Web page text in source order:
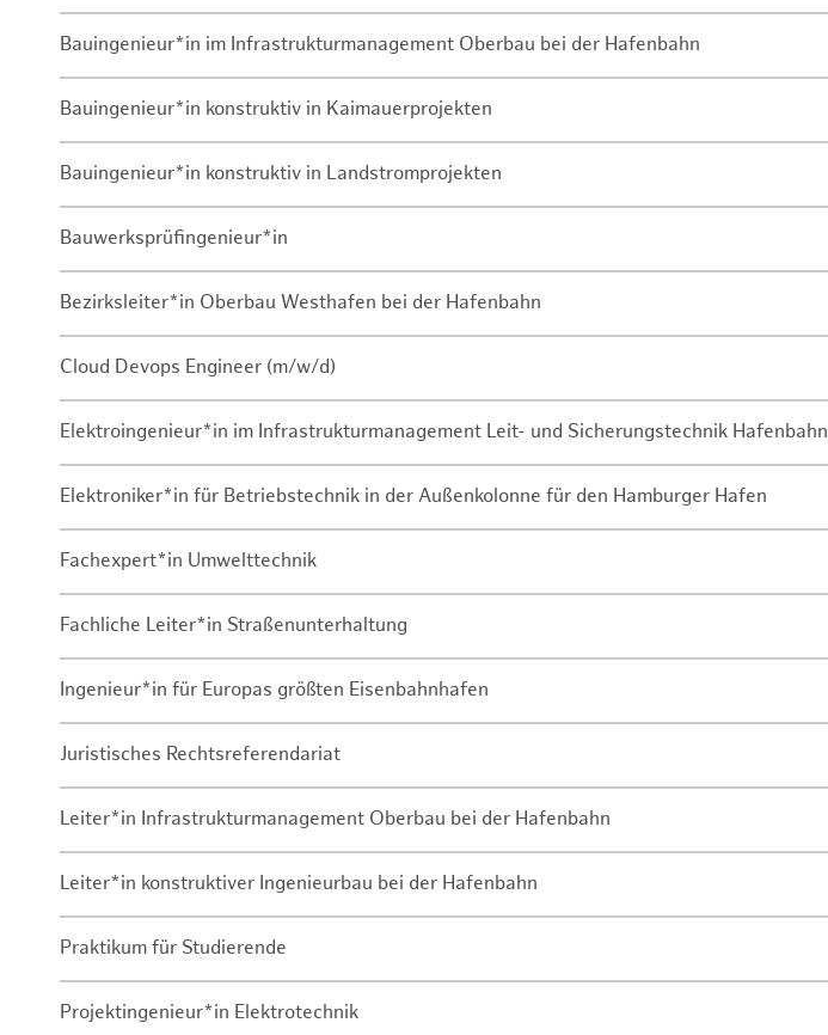
Bauingenieur*in im Infrastrukturmanagement Oberbau bei der Hafenbahn
Bauingenieur*in konstruktiv in Kaimauerprojekten
Bauingenieur*in konstruktiv in Landstromprojekten
Bauwerksprüfingenieur*in
Bezirksleiter*in Oberbau Westhafen bei der Hafenbahn
Cloud Devops Engineer (m/w/d)
Elektroingenieur*in im Infrastrukturmanagement Leit- und Sicherungstechnik Hafenbahn
Elektroniker*in für Betriebstechnik in der Außenkolonne für den Hamburger Hafen
Fachexpert*in Umwelttechnik
Fachliche Leiter*in Straßenunterhaltung
Ingenieur*in für Europas größten Eisenbahnhafen
Juristisches Rechtsreferendariat
Leiter*in Infrastrukturmanagement Oberbau bei der Hafenbahn
Leiter*in konstruktiver Ingenieurbau bei der Hafenbahn
Praktikum für Studierende
Projektingenieur*in Elektrotechnik